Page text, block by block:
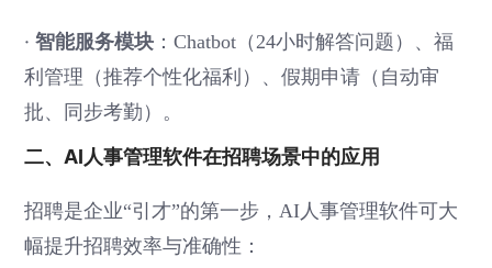
·智能服务模块 ：Chatbot（24小时解答问题）、福
利管理（推荐个性化福利）、假期申请（自动审
批、同步考勤）。
二、AI人事管理软件在招聘场景中的应用
招聘是企业“引才”的第一步，AI人事管理软件可大
幅提升招聘效率与准确性：